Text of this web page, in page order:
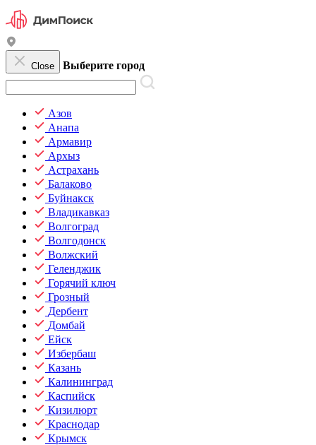
Close Выберите город
Азов
Анапа
Армавир
Архыз
Астрахань
Балаково
Буйнакск
Владикавказ
Волгоград
Волгодонск
Волжский
Геленджик
Горячий ключ
Грозный
Дербент
Домбай
Ейск
Избербаш
Казань
Калининград
Каспийск
Кизилюрт
Краснодар
Крымск